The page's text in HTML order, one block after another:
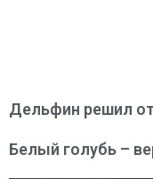
Дельфин решил
Белый голубь –